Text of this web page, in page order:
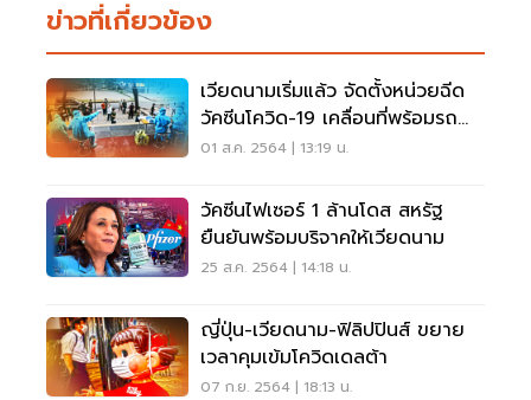
ข่าวที่เกี่ยวข้อง
เวียดนามเริ่มแล้ว จัดตั้งหน่วยฉีด
วัคซีนโควิด-19 เคลื่อนที่พร้อมรถ
ฉุกเฉิน
01 ส.ค. 2564 | 13:19 น.
วัคซีนไฟเซอร์ 1 ล้านโดส สหรัฐ
ยืนยันพร้อมบริจาคให้เวียดนาม
25 ส.ค. 2564 | 14:18 น.
ญี่ปุ่น-เวียดนาม-ฟิลิปปินส์ ขยาย
เวลาคุมเข้มโควิดเดลต้า
07 ก.ย. 2564 | 18:13 น.